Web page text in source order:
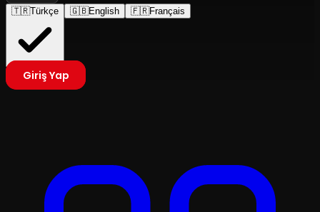
🇹🇷Türkçe 🇬🇧English 🇫🇷Français
Giriş Yap